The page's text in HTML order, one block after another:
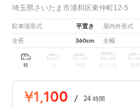
埼玉県さいたま市浦和区東仲町12-5
駐車場形式 平置き 屋内外形式
全長 360cm 全幅
軽 中型 ボックス SUV
¥1,100 / 24 時間